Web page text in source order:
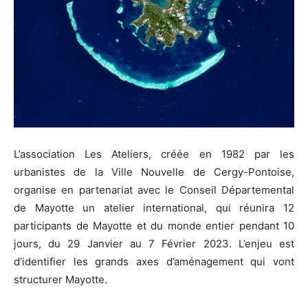
L’association Les Ateliers, créée en 1982 par les
urbanistes de la Ville Nouvelle de Cergy-Pontoise,
organise en partenariat avec le Conseil Départemental
de Mayotte un atelier international, qui réunira 12
participants de Mayotte et du monde entier pendant 10
jours, du 29 Janvier au 7 Février 2023. L’enjeu est
d’identifier les grands axes d’aménagement qui vont
structurer Mayotte.